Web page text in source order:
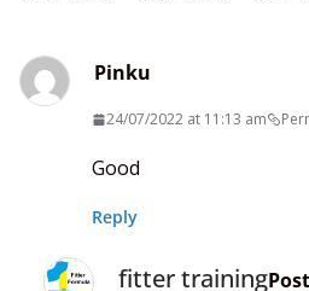
Pinku
24/07/2022 at 11:13 am
Good
Reply
fitter training